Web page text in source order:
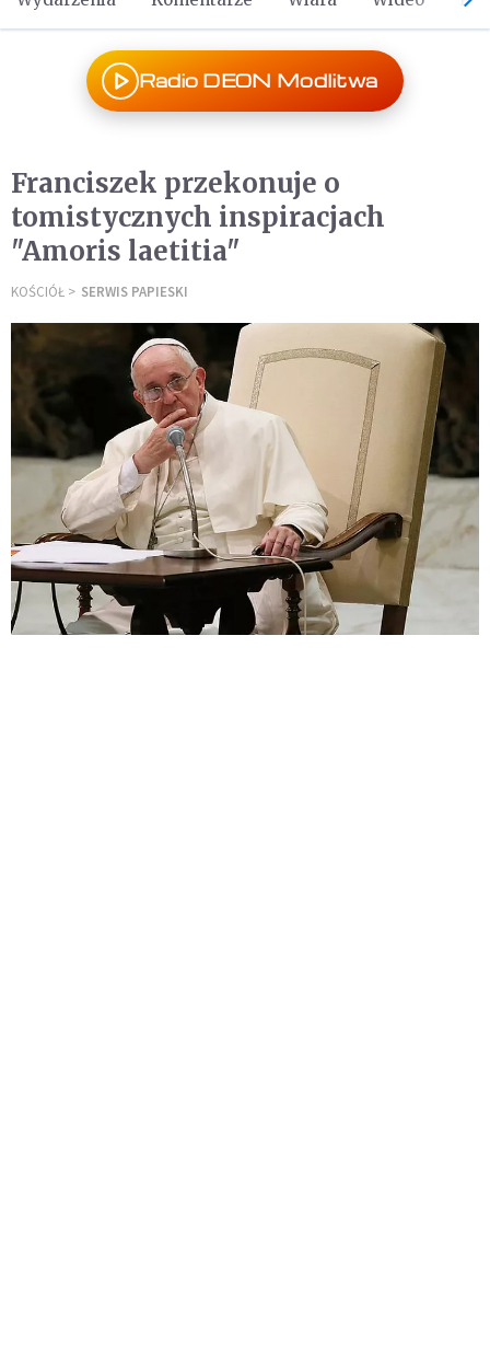
Radio DEON Modlitwa
Franciszek przekonuje o
tomistycznych inspiracjach
"Amoris laetitia"
KOŚCIÓŁ SERWIS PAPIESKI